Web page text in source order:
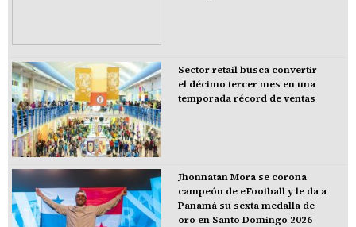
Sector retail busca convertir
el décimo tercer mes en una
temporada récord de ventas
Jhonnatan Mora se corona
campeón de eFootball y le da a
Panamá su sexta medalla de
oro en Santo Domingo 2026